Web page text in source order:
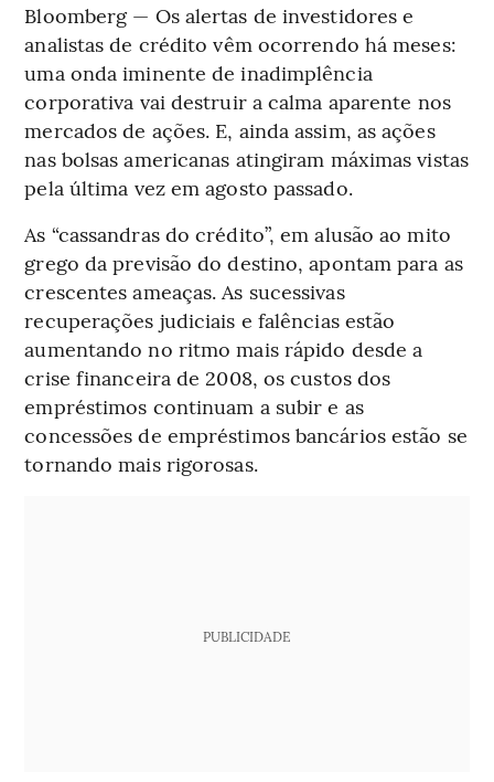
Bloomberg — Os alertas de investidores e
analistas de crédito vêm ocorrendo há meses:
uma onda iminente de inadimplência
corporativa vai destruir a calma aparente nos
mercados de ações. E, ainda assim, as ações
nas bolsas americanas atingiram máximas vistas
pela última vez em agosto passado.
As “cassandras do crédito”, em alusão ao mito
grego da previsão do destino, apontam para as
crescentes ameaças. As sucessivas
recuperações judiciais e falências estão
aumentando no ritmo mais rápido desde a
crise financeira de 2008, os custos dos
empréstimos continuam a subir e as
concessões de empréstimos bancários estão se
tornando mais rigorosas.
PUBLICIDADE